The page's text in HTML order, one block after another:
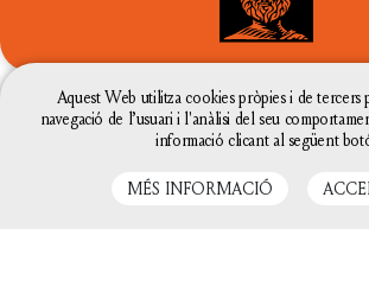
AMB EL SUPORT DE
Aquest Web utilitza cookies pròpies i de tercers
navegació de l’usuari i l'anàlisi del seu
informació clicant al següent
MÉS INFORMACIÓ